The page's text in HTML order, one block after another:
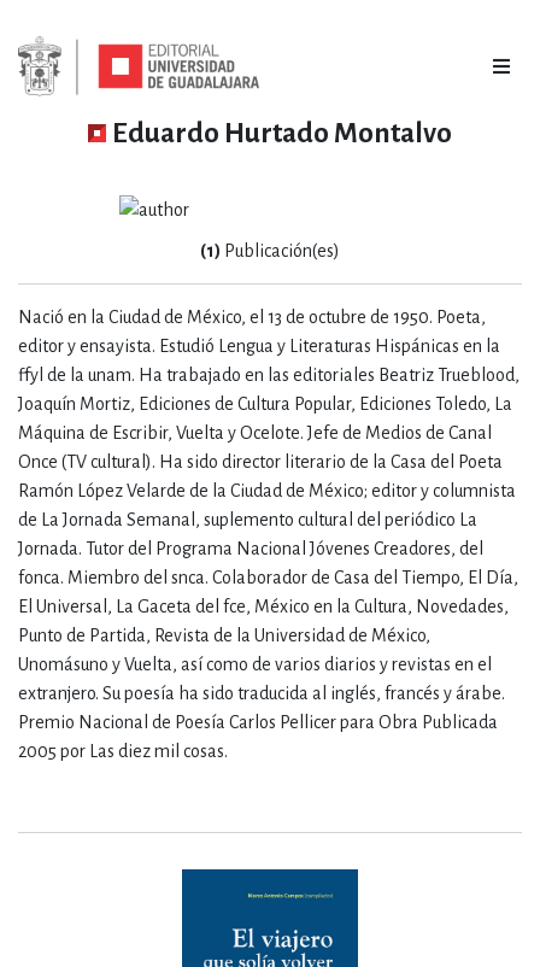
Eduardo Hurtado Montalvo
Nació en la Ciudad de México, el 13 de octubre de 1950. Poeta,
editor y ensayista. Estudió Lengua y Literaturas Hispánicas en la
ffyl de la unam. Ha trabajado en las editoriales Beatriz Trueblood,
Joaquín Mortiz, Ediciones de Cultura Popular, Ediciones Toledo, La
Máquina de Escribir, Vuelta y Ocelote. Jefe de Medios de Canal
Once (TV cultural). Ha sido director literario de la Casa del Poeta
Ramón López Velarde de la Ciudad de México; editor y columnista
de La Jornada Semanal, suplemento cultural del periódico La
Jornada. Tutor del Programa Nacional Jóvenes Creadores, del
fonca. Miembro del snca. Colaborador de Casa del Tiempo, El Día,
El Universal, La Gaceta del fce, México en la Cultura, Novedades,
Punto de Partida, Revista de la Universidad de México,
Unomásuno y Vuelta, así como de varios diarios y revistas en el
extranjero. Su poesía ha sido traducida al inglés, francés y árabe.
Premio Nacional de Poesía Carlos Pellicer para Obra Publicada
2005 por Las diez mil cosas.​​​
(1) Publicación(es)